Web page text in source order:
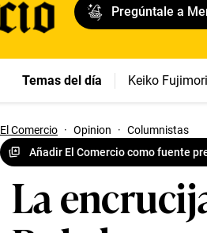
Pregúntale a
Temas del día Keiko Fujimori
El Comercio · Opinion · Columnistas
Añadir El Comercio como fuente
La